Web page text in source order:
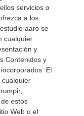
servicios o
a los
aaro se
cualquier
y
Contenidos y
El
cualquier
estos
Web o el